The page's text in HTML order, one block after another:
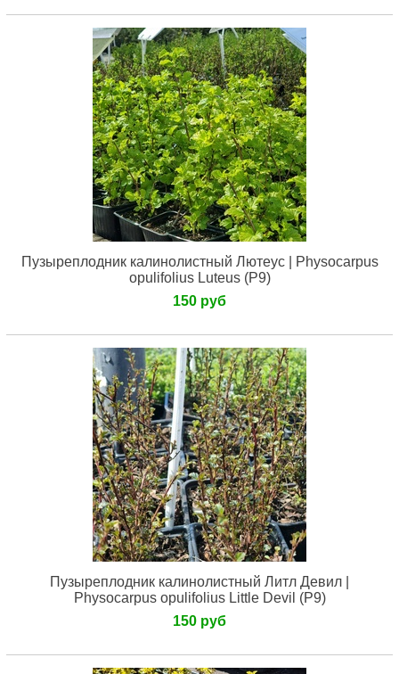
Пузыреплодник калинолистный Лютеус | Physocarpus
opulifolius Luteus (Р9)
150 руб
Пузыреплодник калинолистный Литл Девил |
Physocarpus opulifolius Little Devil (Р9)
150 руб